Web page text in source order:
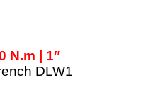
N.m | 1″